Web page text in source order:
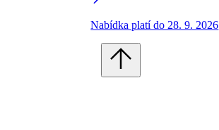
Nabídka platí do 28. 9. 2026